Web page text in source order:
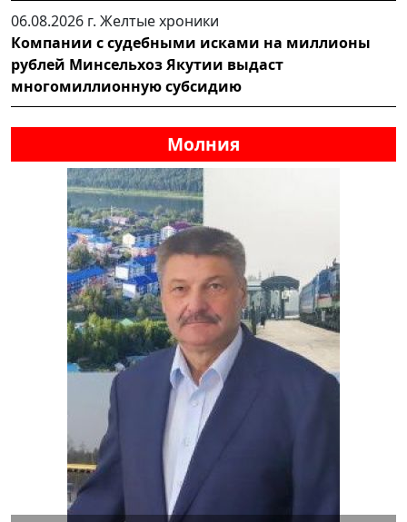
06.08.2026 г. Желтые хроники
Компании с судебными исками на миллионы
рублей Минсельхоз Якутии выдаст
многомиллионную субсидию
Молния